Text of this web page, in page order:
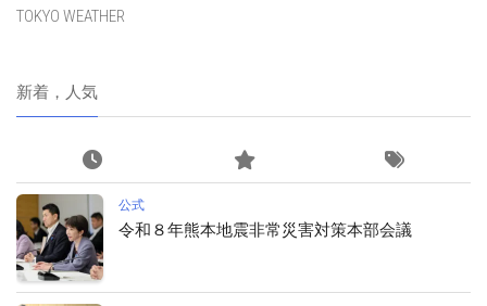
TOKYO WEATHER
新着，人気
公式
令和８年熊本地震非常災害対策本部会議